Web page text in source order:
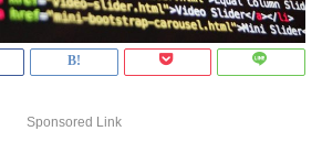
Sponsored Link